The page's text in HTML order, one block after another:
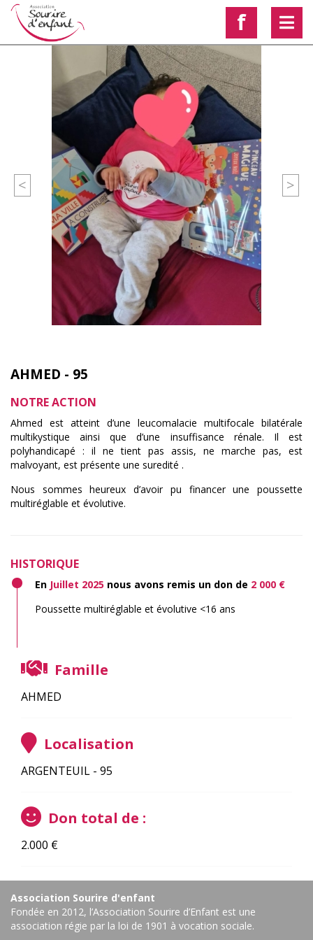
f
< >
AHMED - 95
NOTRE ACTION
Ahmed est atteint d’une leucomalacie multifocale bilatérale
multikystique ainsi que d’une insuffisance rénale. Il est
polyhandicapé : il ne tient pas assis, ne marche pas, est
malvoyant, est présente une suredité .
Nous sommes heureux d’avoir pu financer une poussette
multiréglable et évolutive.
HISTORIQUE
En Juillet 2025 nous avons remis un don de 2 000 €
Poussette multiréglable et évolutive <16 ans
Famille
AHMED
Localisation
ARGENTEUIL - 95
Don total de :
2.000 €
Association Sourire d'enfant
Fondée en 2012, l’Association Sourire d’Enfant est une
association régie par la loi de 1901 à vocation sociale.